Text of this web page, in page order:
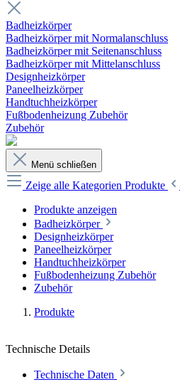
Badheizkörper
Badheizkörper mit Normalanschluss
Badheizkörper mit Seitenanschluss
Badheizkörper mit Mittelanschluss
Designheizkörper
Paneelheizkörper
Handtuchheizkörper
Fußbodenheizung Zubehör
Zubehör
Menü schließen
Zeige alle Kategorien Produkte
Produkte anzeigen
Badheizkörper
Designheizkörper
Paneelheizkörper
Handtuchheizkörper
Fußbodenheizung Zubehör
Zubehör
Produkte
Technische Details
Technische Daten